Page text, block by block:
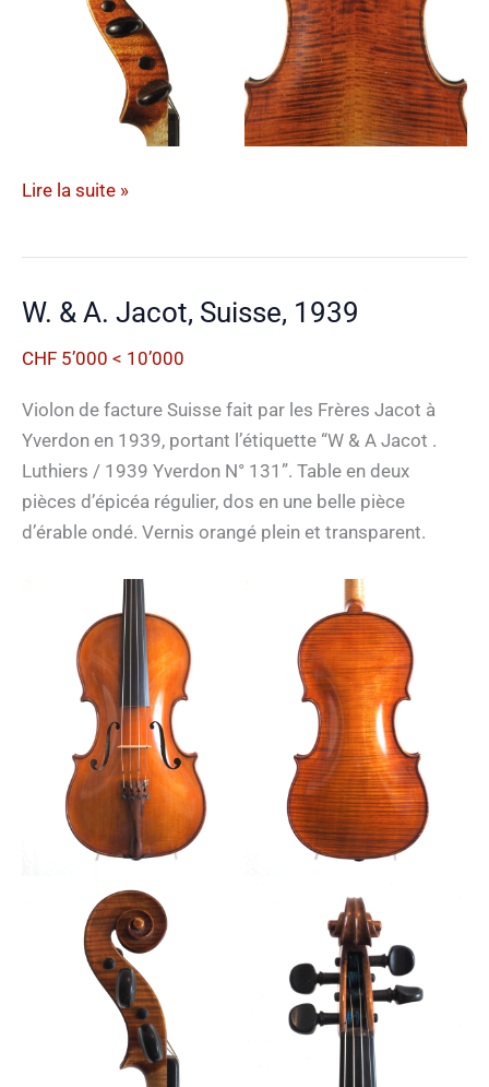
Anonyme,
Lire la suite »
W. & A. Jacot, Suisse, 1939
CHF 5’000 < 10’000
Violon de facture Suisse fait par les Frères Jacot à
Yverdon en 1939, portant l’étiquette “W & A Jacot .
Luthiers / 1939 Yverdon N° 131”. Table en deux
pièces d’épicéa régulier, dos en une belle pièce
d’érable ondé. Vernis orangé plein et transparent.